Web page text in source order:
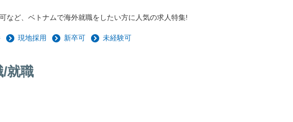
など、ベトナムで海外就職をしたい方に人気の求人特集!
現地採用 新卒可 未経験可
就職